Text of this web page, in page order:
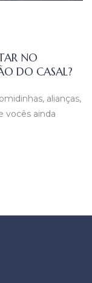
NO
DO CASAL?
alianças,
vocês ainda